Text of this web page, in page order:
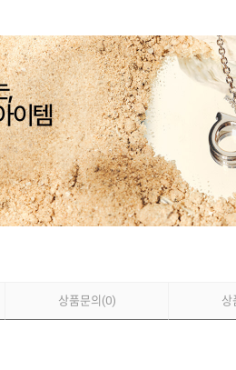
상품문의 (0) 상